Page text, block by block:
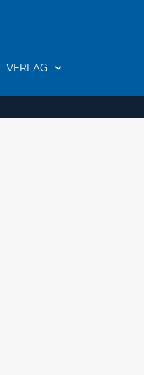
VERLAG